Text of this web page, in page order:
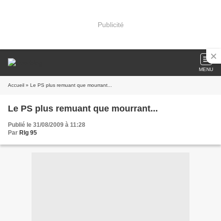
Publicité
MENU
Accueil » Le PS plus remuant que mourrant...
Le PS plus remuant que mourrant...
Publié le 31/08/2009 à 11:28
Par Rlg 95